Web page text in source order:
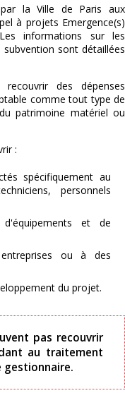
la Ville de Paris aux
à projets Emergence(s)
informations sur les
sont détaillées
recouvrir des dépenses
comme tout type de
patrimoine matériel ou
:
spécifiquement au
personnels
et de
ou à des
du projet.
pas recouvrir
au traitement
gestionnaire.